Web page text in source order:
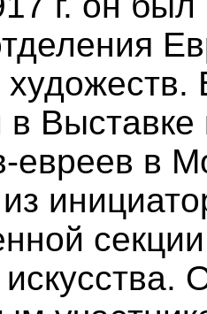
в Выставке
евреев в